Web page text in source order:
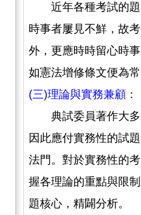
近年各種考試的題
時事者屢見不鮮，故
外，更應時時留心時
如憲法增修條
(三)理論與實務兼顧：
典試委員著作大多
因此應付實務性的試
法門。對於實務性的
握各理論的重點與限
題核心，精闢分析。